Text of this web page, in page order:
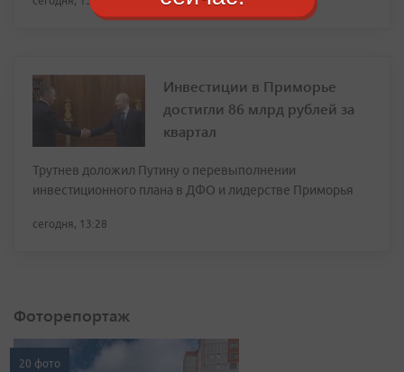
Инвестиции в Приморье
достигли 86 млрд рублей за
квартал
Трутнев доложил Путину о перевыполнении
инвестиционного плана в ДФО и лидерстве Приморья
сегодня, 13:28
Фоторепортаж
20 фото